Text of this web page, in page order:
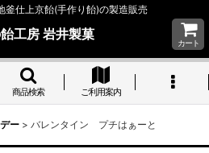
釜仕上京飴(手作り飴)の製造販売
工房 岩井製菓
カート
商品検索 ご利用案内
ー > バレンタイン プチはぁーと